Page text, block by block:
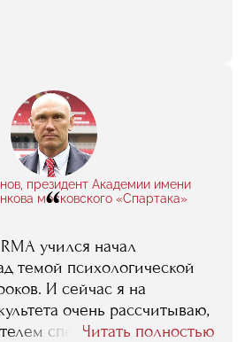
президент Академии имени
московского «Спартака»
“
учился начал
темой психологической
И сейчас я на
очень рассчитываю,
специализации
Читать полностью